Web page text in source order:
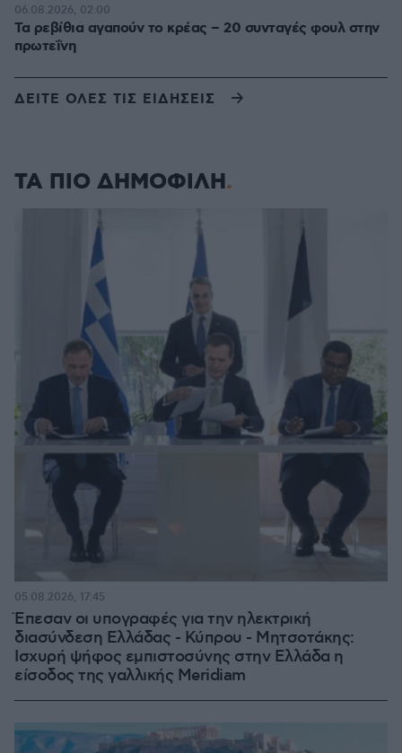
Τα ρεβίθια αγαπούν το κρέας – 20 συνταγές φουλ στην
πρωτεΐνη
06.08.2026, 02:00
ΔΕΙΤΕ ΟΛΕΣ ΤΙΣ ΕΙΔΗΣΕΙΣ
ΤΑ ΠΙΟ ΔΗΜΟΦΙΛΗ
Έπεσαν οι υπογραφές για την ηλεκτρική
διασύνδεση Ελλάδας - Κύπρου - Μητσοτάκης:
Ισχυρή ψήφος εμπιστοσύνης στην Ελλάδα η
είσοδος της γαλλικής Meridiam
05.08.2026, 17:45